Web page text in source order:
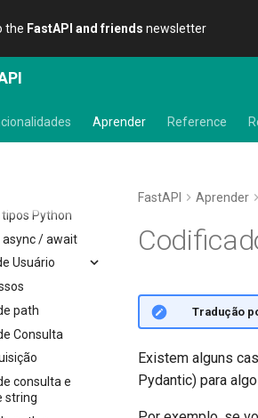
the FastAPI and friends newsletter 🎉
Aprender Reference
Python
async / await
Usuário
path
Consulta
consulta e
string
FastAPI Aprender
🌐 Tradução
Existem alguns
Pydantic) para